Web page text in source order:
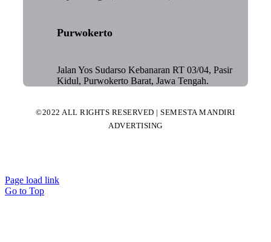
Purwokerto
Jalan Yos Sudarso Kebanaran RT 03/04, Pasir
Kidul, Purwokerto Barat, Jawa Tengah.
©2022 ALL RIGHTS RESERVED | SEMESTA MANDIRI
ADVERTISING
Page load link
Go to Top